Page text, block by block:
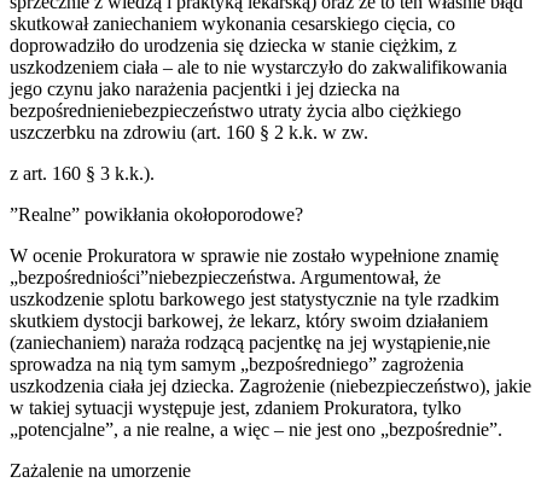
skutkował zaniechaniem wykonania cesarskiego cięcia, co
doprowadziło do urodzenia się dziecka w stanie ciężkim, z
uszkodzeniem ciała – ale to nie wystarczyło do zakwalifikowania
jego czynu jako narażenia pacjentki i jej dziecka na
bezpośrednieniebezpieczeństwo utraty życia albo ciężkiego
uszczerbku na zdrowiu (art. 160 § 2 k.k. w zw.
z art. 160 § 3 k.k.).
”Realne” powikłania okołoporodowe?
W ocenie Prokuratora w sprawie nie zostało wypełnione znamię
„bezpośredniości”niebezpieczeństwa. Argumentował, że
uszkodzenie splotu barkowego jest statystycznie na tyle rzadkim
skutkiem dystocji barkowej, że lekarz, który swoim działaniem
(zaniechaniem) naraża rodzącą pacjentkę na jej wystąpienie,nie
sprowadza na nią tym samym „bezpośredniego” zagrożenia
uszkodzenia ciała jej dziecka. Zagrożenie (niebezpieczeństwo), jakie
w takiej sytuacji występuje jest, zdaniem Prokuratora, tylko
„potencjalne”, a nie realne, a więc – nie jest ono „bezpośrednie”.
Zażalenie na umorzenie